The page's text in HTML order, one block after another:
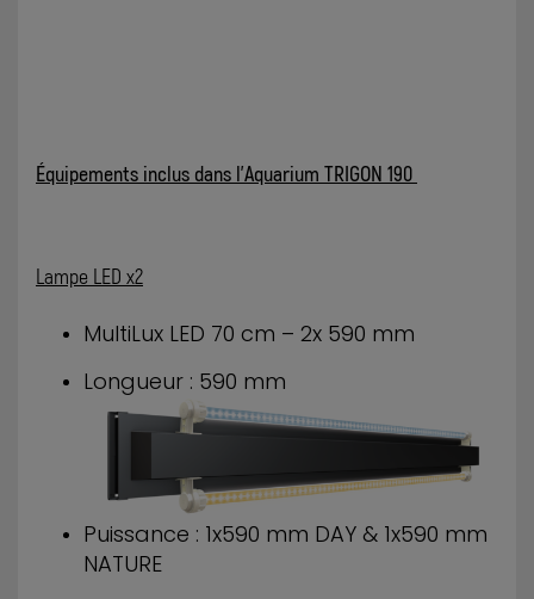
Équipements inclus dans l'Aquarium TRIGON 190
Lampe LED x2
MultiLux LED 70 cm – 2x 590 mm
Longueur : 590 mm
Puissance : 1x590 mm DAY & 1x590 mm
NATURE